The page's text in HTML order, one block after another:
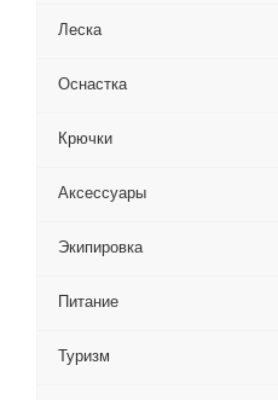
Леска
Оснастка
Крючки
Аксессуары
Экипировка
Питание
Туризм